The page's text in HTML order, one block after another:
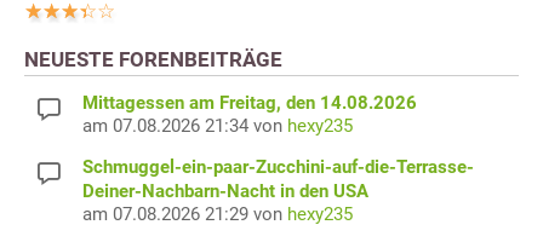
NEUESTE FORENBEITRÄGE
Mittagessen am Freitag, den 14.08.2026
am 07.08.2026 21:34 von hexy235
Schmuggel-ein-paar-Zucchini-auf-die-Terrasse-
Deiner-Nachbarn-Nacht in den USA
am 07.08.2026 21:29 von hexy235